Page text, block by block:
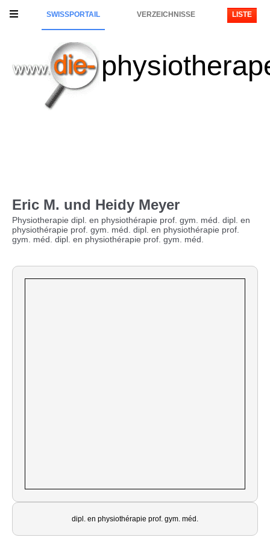
SWISSPORTAIL VERZEICHNISSE LISTE
Eric M. und Heidy Meyer
Physiotherapie dipl. en physiothérapie prof. gym. méd. dipl. en
physiothérapie prof. gym. méd. dipl. en physiothérapie prof.
gym. méd. dipl. en physiothérapie prof. gym. méd.
dipl. en physiothérapie prof. gym. méd.